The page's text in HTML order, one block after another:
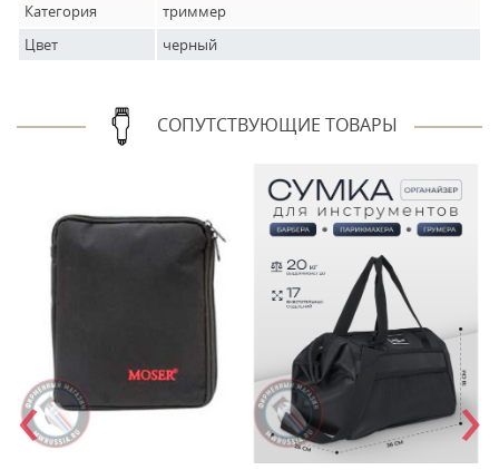
Категория
триммер
Цвет
черный
СОПУТСТВУЮЩИЕ ТОВАРЫ
‹ ›